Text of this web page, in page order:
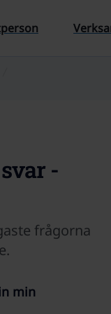
innehåll
-
frågorna
min